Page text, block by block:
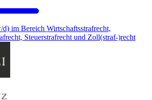
im Bereich Wirtschaftsstrafrecht,
Steuerstrafrecht und Zoll(straf-)recht